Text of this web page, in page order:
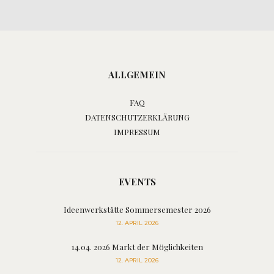
ALLGEMEIN
FAQ
DATENSCHUTZERKLÄRUNG
IMPRESSUM
EVENTS
Ideenwerkstätte Sommersemester 2026
12. APRIL 2026
14.04. 2026 Markt der Möglichkeiten
12. APRIL 2026